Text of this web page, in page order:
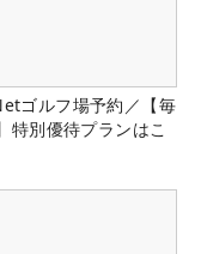
ゴルフ場予約／【毎
特別優待プランはこ